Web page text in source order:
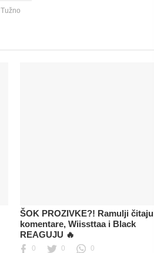
Tužno
ŠOK PROZIVKE?! Ramulji čitaju
komentare, Wiissttaa i Black
REAGUJU 🔥
0 0 0